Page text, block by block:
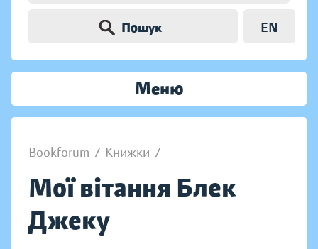
Пошук EN
Меню
Bookforum / Книжки /
Мої вітання Блек
Джеку